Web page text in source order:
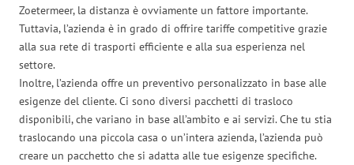
Zoetermeer, la distanza è ovviamente un fattore importante.
Tuttavia, l’azienda è in grado di offrire tariffe competitive grazie
alla sua rete di trasporti efficiente e alla sua esperienza nel
settore.
Inoltre, l’azienda offre un preventivo personalizzato in base alle
esigenze del cliente. Ci sono diversi pacchetti di trasloco
disponibili, che variano in base all’ambito e ai servizi. Che tu stia
traslocando una piccola casa o un’intera azienda, l’azienda può
creare un pacchetto che si adatta alle tue esigenze specifiche.